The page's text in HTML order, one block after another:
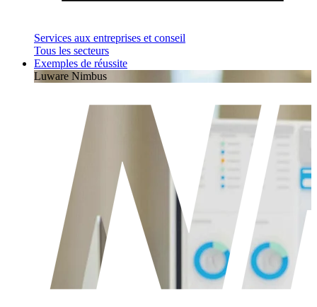
Services aux entreprises et conseil
Tous les secteurs
Exemples de réussite
Luware Nimbus